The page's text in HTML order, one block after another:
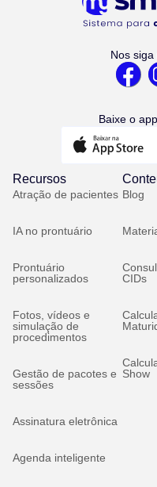
Nos
Baixe o
Recursos
Atração de pacientes
IA no prontuário
Prontuário
personalizados
Fotos, vídeos e
simulação de
procedimentos
Gestão de pacotes e
sessões
Assinatura eletrônica
Agenda inteligente
Blog
CIDs
Show